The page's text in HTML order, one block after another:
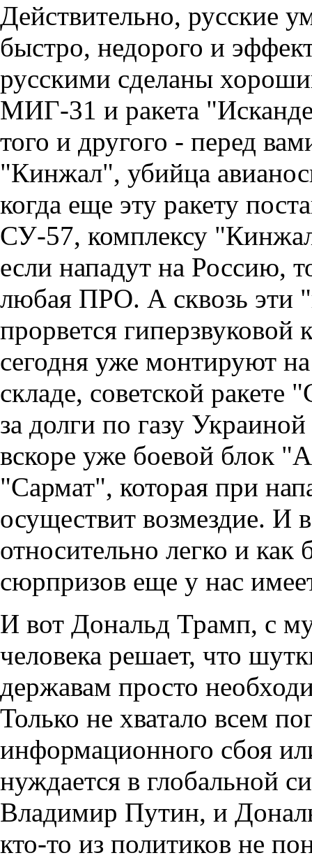
Действительно, русские
быстро, недорого и
русскими сделаны
МИГ-31 и ракета
того и другого - перед
"Кинжал", убийца
когда еще эту ракету
СУ-57, комплексу
если нападут на Россию,
любая ПРО. А сквозь эти
прорвется
сегодня уже монтируют
складе, советской
за долги по газу
вскоре уже боевой блок
"Сармат", которая при
осуществит возмездие. И
относительно легко и
сюрпризов еще у нас
И вот Дональд Трамп, с
человека решает, что
державам просто
Только не хватало всем
информационного сбоя
нуждается в глобальной
Владимир Путин, и
кто-то из политиков не